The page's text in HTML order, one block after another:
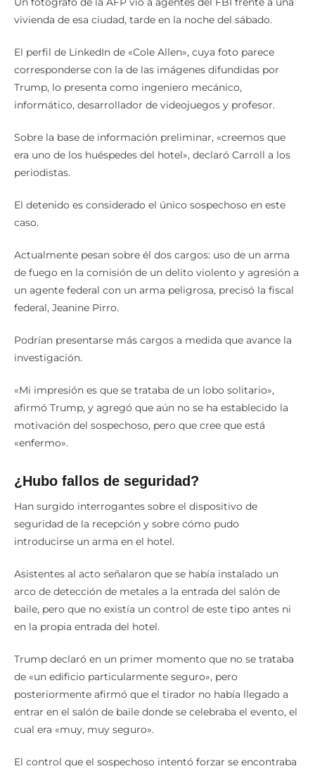
Un fotógrafo de la AFP vio a agentes del FBI frente a una
vivienda de esa ciudad, tarde en la noche del sábado.
El perfil de LinkedIn de «Cole Allen», cuya foto parece
corresponderse con la de las imágenes difundidas por
Trump, lo presenta como ingeniero mecánico,
informático, desarrollador de videojuegos y profesor.
Sobre la base de información preliminar, «creemos que
era uno de los huéspedes del hotel», declaró Carroll a los
periodistas.
El detenido es considerado el único sospechoso en este
caso.
Actualmente pesan sobre él dos cargos: uso de un arma
de fuego en la comisión de un delito violento y agresión a
un agente federal con un arma peligrosa, precisó la fiscal
federal, Jeanine Pirro.
Podrían presentarse más cargos a medida que avance la
investigación.
«Mi impresión es que se trataba de un lobo solitario»,
afirmó Trump, y agregó que aún no se ha establecido la
motivación del sospechoso, pero que cree que está
«enfermo».
¿Hubo fallos de seguridad?
Han surgido interrogantes sobre el dispositivo de
seguridad de la recepción y sobre cómo pudo
introducirse un arma en el hotel.
Asistentes al acto señalaron que se había instalado un
arco de detección de metales a la entrada del salón de
baile, pero que no existía un control de este tipo antes ni
en la propia entrada del hotel.
Trump declaró en un primer momento que no se trataba
de «un edificio particularmente seguro», pero
posteriormente afirmó que el tirador no había llegado a
entrar en el salón de baile donde se celebraba el evento, el
cual era «muy, muy seguro».
El control que el sospechoso intentó forzar se encontraba